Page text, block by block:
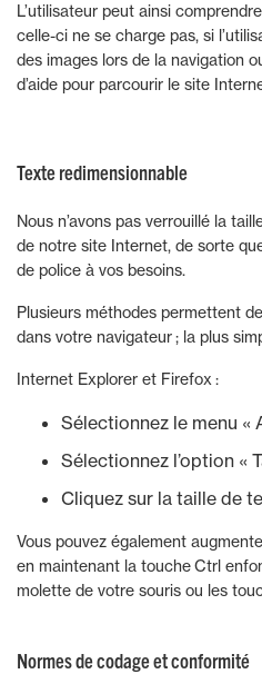
L’utilisateur peut ainsi
celle-ci ne se charge pas, si
des images lors de la navigation
d’aide pour parcourir le site
Texte redimensionnable
Nous n’avons pas verrouillé la
de notre site Internet, de sorte
de police à vos besoins.
Plusieurs méthodes permettent
dans votre navigateur ; la plus
Internet Explorer et Firefox :
Sélectionnez le menu «
Sélectionnez l’option «
Cliquez sur la taille de
Vous pouvez également
en maintenant la touche Ctrl
molette de votre souris ou les
Normes de codage et conformité